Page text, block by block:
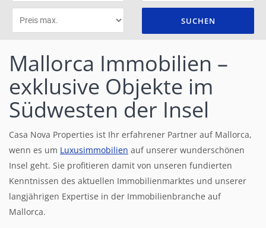
SUCHEN
Mallorca Immobilien –
exklusive Objekte im
Südwesten der Insel
Casa Nova Properties ist Ihr erfahrener Partner auf Mallorca,
wenn es um Luxusimmobilien auf unserer wunderschönen
Insel geht. Sie profitieren damit von unseren fundierten
Kenntnissen des aktuellen Immobilienmarktes und unserer
langjährigen Expertise in der Immobilienbranche auf
Mallorca.